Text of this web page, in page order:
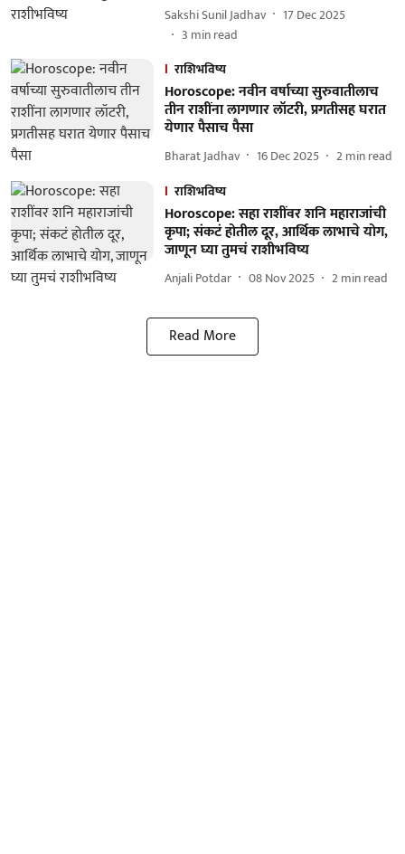
Sakshi Sunil Jadhav
17 Dec 2025
3 min read
राशिभविष्य
Horoscope: नवीन वर्षाच्या सुरुवातीलाच
तीन राशींना लागणार लॉटरी, प्रगतीसह घरात
येणार पैसाच पैसा
Bharat Jadhav 16 Dec 2025 2min read
राशिभविष्य
Horoscope: सहा राशींवर शनि महाराजांची
कृपा; संकटं होतील दूर, आर्थिक लाभाचे योग,
जाणून घ्या तुमचं राशीभविष्य
Anjali Potdar 08 Nov 2025 2min read
Read More